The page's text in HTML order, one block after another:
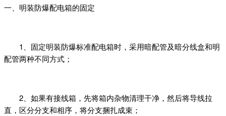
一、明装防爆配电箱的固定
1、固定明装防爆标准配电箱时，采用暗配管及暗分线盒和明
配管两种不同方式；
2、如果有接线箱，先将箱内杂物清理干净，然后将导线拉
直，区分分支和相序，将分支捆扎成束；